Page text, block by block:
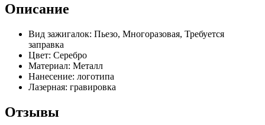
Описание
Вид зажигалок: Пьезо, Многоразовая, Требуется
заправка
Цвет: Серебро
Материал: Металл
Нанесение: логотипа
Лазерная: гравировка
Отзывы